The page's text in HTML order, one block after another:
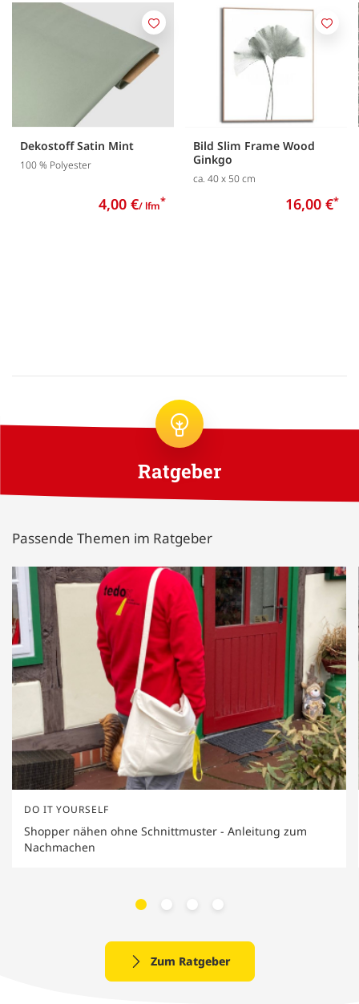
Dekostoff Satin Mint
100 % Polyester
4,00 €/ lfm*
Merken
Bild Slim Frame Wood
Ginkgo
ca. 40 x 50 cm
16,00 €*
Ratgeber
Passende Themen im Ratgeber
Shopper nähen ohne Schnittmuster - Anleitung zum
Nachmachen
DO IT YOURSELF
Zum Ratgeber